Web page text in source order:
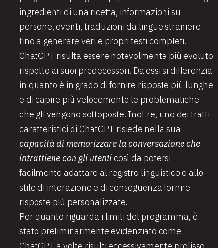
ingredienti di una ricetta, informazioni su
persone, eventi, traduzioni da lingue straniere
fino a generare veri e propri testi completi.
ChatGPT risulta essere notevolmente più evoluto
rispetto ai suoi predecessori. Da essi si differenzia
in quanto è in grado di fornire risposte più lunghe
e di capire più velocemente le problematiche
che gli vengono sottoposte. Inoltre, uno dei tratti
caratteristici di ChatGPT risiede nella sua
capacità di memorizzare la conversazione che
intrattiene con gli utenticosì da potersi
facilmente adattare al registro linguistico e allo
stile di interazione e di conseguenza fornire
risposte più personalizzate.
Per quanto riguarda i limiti del programma, è
stato preliminarmente evidenziato come